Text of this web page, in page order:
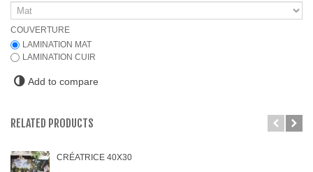
COUVERTURE
LAMINATION MAT
LAMINATION CUIR
Add to compare
RELATED PRODUCTS
CRÉATRICE 40X30